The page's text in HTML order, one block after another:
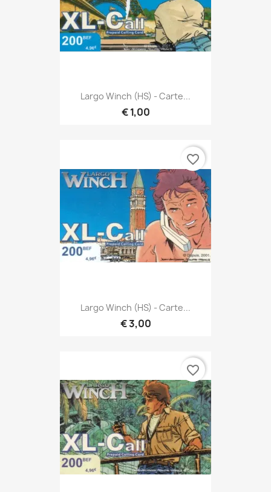
Largo Winch (HS) - Carte...
€ 1,00
Largo Winch (HS) - Carte...
€ 3,00
favorite_border
favorite_border